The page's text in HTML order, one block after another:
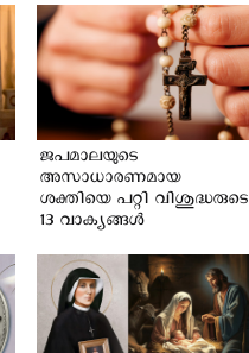
ജപമാലയുടെ
അസാധാരണമായ
ശക്തിയെ പറ്റി വിശുദ്ധരുടെ
13 വാക്യങ്ങള്‍